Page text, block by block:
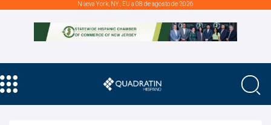
Nueva York, NY., EU a 08 de agosto de 2026